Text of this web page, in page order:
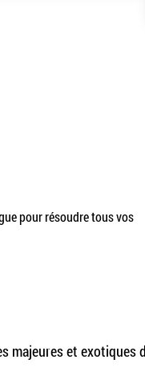
pour résoudre tous vos
et exotiques